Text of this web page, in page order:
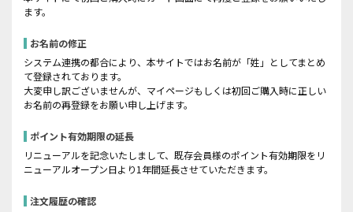
ます。
お名前の修正
システム連携の都合により、本サイトではお名前が「姓」としてまとめ
て登録されております。
大変申し訳ございませんが、マイページもしくは初回ご購入時に正しい
お名前の再登録をお願い申し上げます。
ポイント有効期限の延長
リニューアルを記念いたしまして、既存会員様のポイント有効期限をリ
ニューアルオープン日より1年間延長させていただきます。
注文履歴の確認